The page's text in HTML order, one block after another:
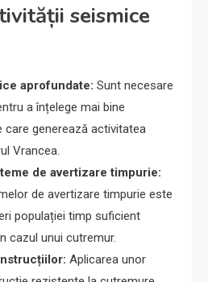
seismice
aprofundate: Sunt necesare
a înțelege mai bine
care generează activitatea
Vrancea.
de avertizare timpurie:
de avertizare timpurie este
populației timp suficient
cazul unui cutremur.
Aplicarea unor